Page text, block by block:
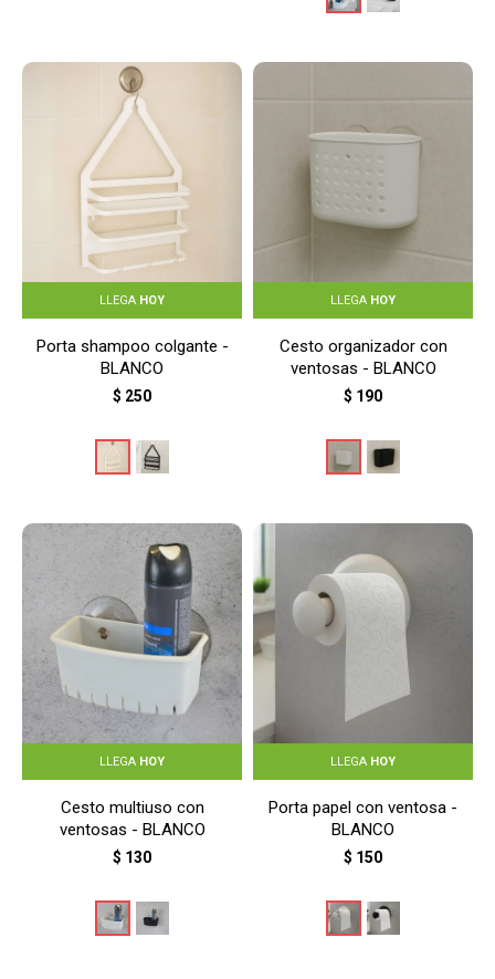
LLEGA HOY
Porta shampoo colgante -
BLANCO
$ 250
LLEGA HOY
Cesto organizador con
ventosas - BLANCO
$ 190
LLEGA HOY
Cesto multiuso con
ventosas - BLANCO
$ 130
LLEGA HOY
Porta papel con ventosa -
BLANCO
$ 150